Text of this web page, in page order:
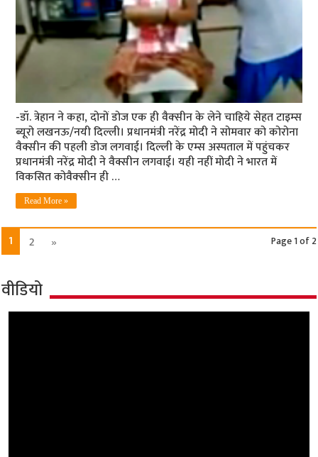
-डॉ. त्रेहान ने कहा, दोनों डोज एक ही वैक्‍सीन के लेने चाहिये सेहत टाइम्‍स
ब्‍यूरो लखनऊ/नयी दिल्‍ली। प्रधानमंत्री नरेंद्र मोदी ने सोमवार को कोरोना
वैक्सीन की पहली डोज लगवाई। दिल्ली के एम्स अस्पताल में पहुंचकर
प्रधानमंत्री नरेंद्र मोदी ने वैक्सीन लगवाई। यही नहीं मोदी ने भारत में
विकसित कोवैक्‍सीन ही …
Read More »
Page 1 of 2
1 2 »
वीडियो